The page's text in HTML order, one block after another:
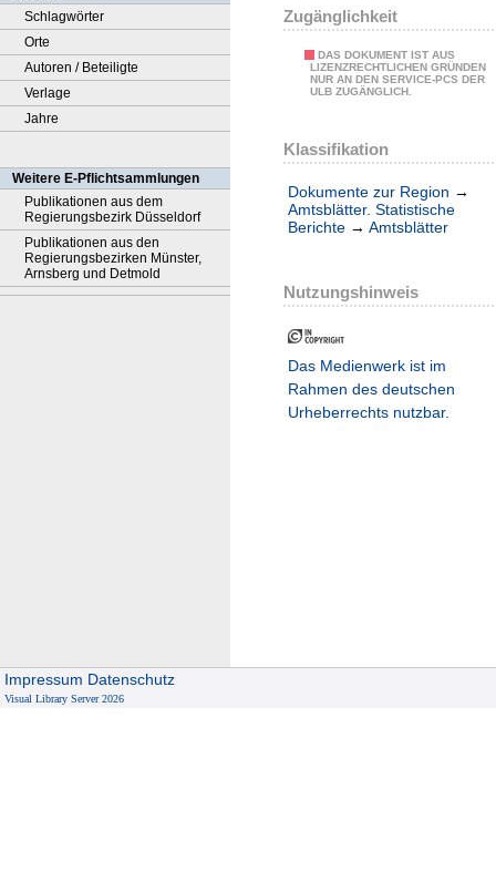
Schlagwörter
Orte
Autoren / Beteiligte
Verlage
Jahre
Weitere E-Pflichtsammlungen
Publikationen aus dem
Regierungsbezirk Düsseldorf
Publikationen aus den
Regierungsbezirken Münster,
Arnsberg und Detmold
Zugänglichkeit
DAS DOKUMENT IST AUS
LIZENZRECHTLICHEN GRÜNDEN
NUR AN DEN SERVICE-PCS DER
ULB ZUGÄNGLICH.
Klassifikation
Dokumente zur Region →
Amtsblätter. Statistische
Berichte → Amtsblätter
Nutzungshinweis
Das Medienwerk ist im
Rahmen des deutschen
Urheberrechts nutzbar.
Impressum Datenschutz
Visual Library Server 2026